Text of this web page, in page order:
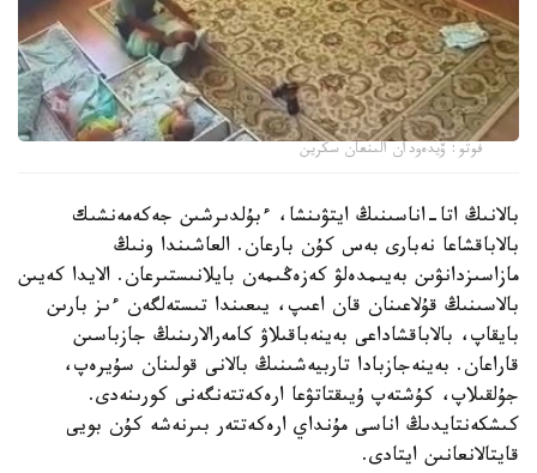
فوتو: ۆيدەودان الىنعان سكرين
بالانىڭ اتا-اناسىنىڭ ايتۋىنشا، ءبۇلدىرشىن جەكەمەنشىك
بالاباقشاعا نەبارى بەس كۇن بارعان. العاشىندا ونىڭ
مازاسىزدانۋىن بەيىمدەلۋ كەزەڭىمەن بايلانىستىرعان. الايدا كەيىن
بالاسىنىڭ قۇلاعىنان قان اعىپ، يىعىندا تىستەلگەن ءىز بارىن
بايقاپ، بالاباقشاداعى بەينەباقىلاۋ كامەرالارىنىڭ جازباسىن
قاراعان. بەينەجازبادا تاربيەشىنىڭ بالانى قولىنان سۇيرەپ،
جۇلقىلاپ، كۇشتەپ ۇيىقتاتۋعا ارەكەتتەنگەنى كورىنەدى.
كىشكەنتايدىڭ اناسى مۇنداي ارەكەتتەر بىرنەشە كۇن بويى
قايتالانعانىن ايتادى.